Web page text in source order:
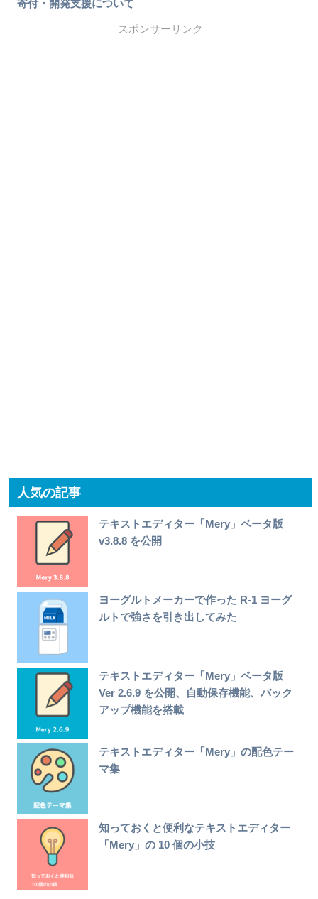
寄付・開発支援について
スポンサーリンク
人気の記事
テキストエディター「Mery」ベータ版
v3.8.8 を公開
ヨーグルトメーカーで作った R-1 ヨーグ
ルトで強さを引き出してみた
テキストエディター「Mery」ベータ版
Ver 2.6.9 を公開、自動保存機能、バック
アップ機能を搭載
テキストエディター「Mery」の配色テー
マ集
知っておくと便利なテキストエディター
「Mery」の 10 個の小技